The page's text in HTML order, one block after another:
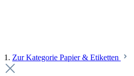
1. Zur Kategorie Papier & Etiketten